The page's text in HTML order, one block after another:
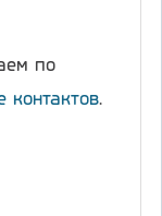
по
контактов.